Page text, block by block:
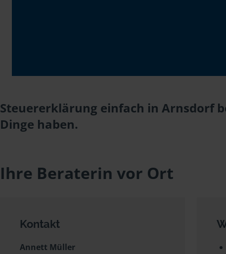
Steuererklärung einfach in Arnsdorf
Dinge haben.
Ihre Beraterin vor Ort
Kontakt
Annett Müller